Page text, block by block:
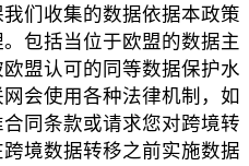
们收集的数据依据本政策
包括当位于欧盟的数据主
盟认可的同等数据保护水
会使用各种法律机制，如
同条款或请求您对跨境转
境数据转移之前实施数据